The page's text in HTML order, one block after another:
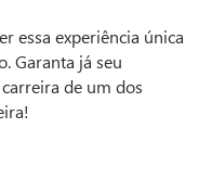
essa experiência única
Garanta já seu
de um dos